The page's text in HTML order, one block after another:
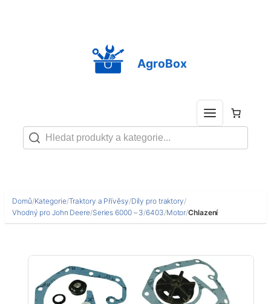
AgroBox
Domů/Kategorie/Traktory a Přívěsy/Díly pro traktory/
Vhodný pro John Deere/Series 6000 – 3/6403/Motor/Chlazení